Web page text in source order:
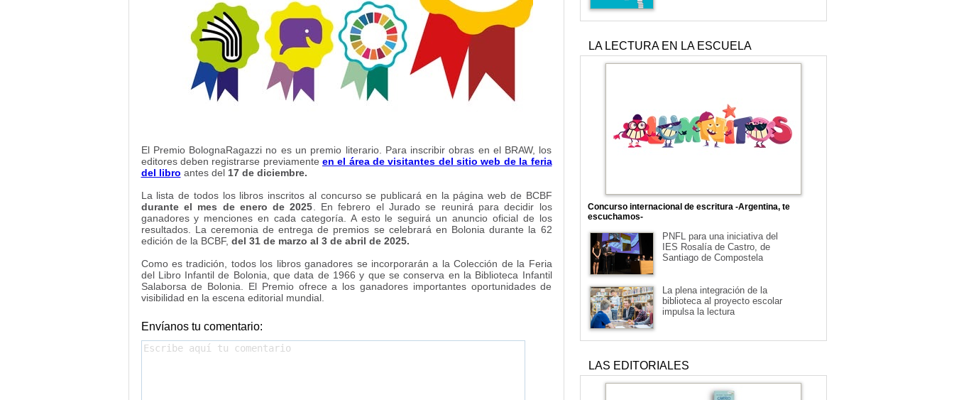
El Premio BolognaRagazzi no es un premio literario. Para inscribir obras en el BRAW, los
editores deben registrarse previamente en el área de visitantes del sitio web de la feria
del libro antes del 17 de diciembre.
La lista de todos los libros inscritos al concurso se publicará en la página web de BCBF
durante el mes de enero de 2025 . En febrero el Jurado se reunirá para decidir los
ganadores y menciones en cada categoría. A esto le seguirá un anuncio oficial de los
resultados. La ceremonia de entrega de premios se celebrará en Bolonia durante la 62
edición de la BCBF, del 31 de marzo al 3 de abril de 2025.
Como es tradición, todos los libros ganadores se incorporarán a la Colección de la Feria
del Libro Infantil de Bolonia, que data de 1966 y que se conserva en la Biblioteca Infantil
Salaborsa de Bolonia. El Premio ofrece a los ganadores importantes oportunidades de
visibilidad en la escena editorial mundial.
Envíanos tu comentario:
LA LECTURA EN LA ESCUELA
Concurso internacional de escritura -Argentina, te
escuchamos-
PNFL para una iniciativa del
IES Rosalía de Castro, de
Santiago de Compostela
La plena integración de la
biblioteca al proyecto escolar
impulsa la lectura
LAS EDITORIALES